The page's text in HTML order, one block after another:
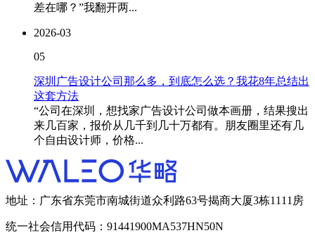
差在哪？”我翻开两...
2026-03
05
深圳广告设计公司那么多，到底怎么选？我花8年总结出
这套方法
“公司在深圳，想找家广告设计公司做本画册，结果搜出
来几百家，报价从几千到几十万都有。朋友圈里还有几
个自由设计师，价格...
地址：广东省东莞市南城街道众利路63号揭商大厦3栋1111房
统一社会信用代码：91441900MA537HN50N